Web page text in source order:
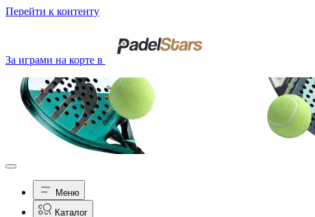
Перейти к контенту
За играми на корте в
Меню
Каталог